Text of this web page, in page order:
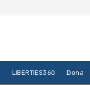
LIBERTIES360 Dona